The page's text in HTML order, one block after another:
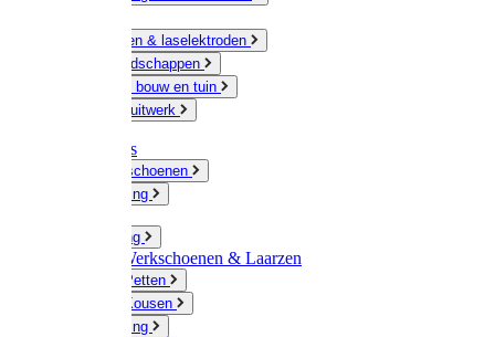
Slijpschijven & laselektroden
Handgereedschappen
IJzerwaren bouw en tuin
Hang en sluitwerk
Disposables
Werkhandschoenen
Regenkleding
Werkkleding
Wandel-/ Werkschoenen & Laarzen
Hoeden / Petten
Sokken / Kousen
Winterkleding